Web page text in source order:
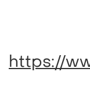
https://